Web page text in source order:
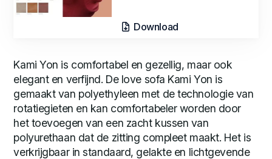
Download
Kami Yon is comfortabel en gezellig, maar ook
elegant en verfijnd. De love sofa Kami Yon is
gemaakt van polyethyleen met de technologie van
rotatiegieten en kan comfortabeler worden door
het toevoegen van een zacht kussen van
polyurethaan dat de zitting compleet maakt. Het is
verkrijgbaar in standaard, gelakte en lichtgevende